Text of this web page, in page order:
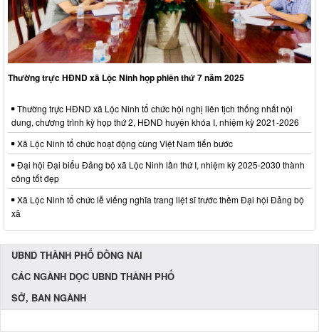
Thường trực HĐND xã Lộc Ninh họp phiên thứ 7 năm 2025
Thường trực HĐND xã Lộc Ninh tổ chức hội nghị liên tịch thống nhất nội
dung, chương trình kỳ họp thứ 2, HĐND huyện khóa I, nhiệm kỳ 2021-2026
Xã Lộc Ninh tổ chức hoạt động cùng Việt Nam tiến bước
Đại hội Đại biểu Đảng bộ xã Lộc Ninh lần thứ I, nhiệm kỳ 2025-2030 thành
công tốt đẹp
Xã Lộc Ninh tổ chức lễ viếng nghĩa trang liệt sĩ trước thềm Đại hội Đảng bộ
xã
UBND THÀNH PHỐ ĐỒNG NAI
CÁC NGÀNH DỌC UBND THÀNH PHỐ
SỞ, BAN NGÀNH